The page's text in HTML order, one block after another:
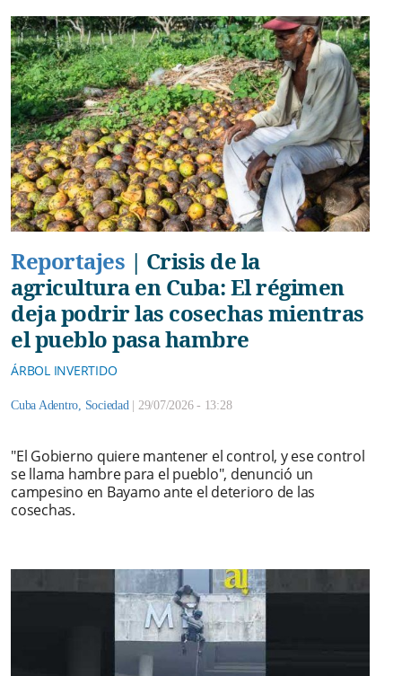
Reportajes | Crisis de la
agricultura en Cuba: El régimen
deja podrir las cosechas mientras
el pueblo pasa hambre
ÁRBOL INVERTIDO
Cuba Adentro Sociedad | 29/07/2026 - 13:28
"El Gobierno quiere mantener el control, y ese control
se llama hambre para el pueblo", denunció un
campesino en Bayamo ante el deterioro de las
cosechas.